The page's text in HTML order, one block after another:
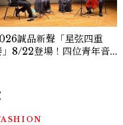
誠品新聲「星弦四重
」8/22登場！四位青年音